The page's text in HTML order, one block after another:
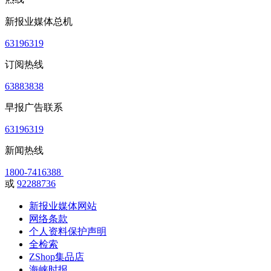
新报业媒体总机
63196319
订阅热线
63883838
早报广告联系
63196319
新闻热线
1800-7416388
或 92288736
新报业媒体网站
网络条款
个人资料保护声明
全检索
ZShop集品店